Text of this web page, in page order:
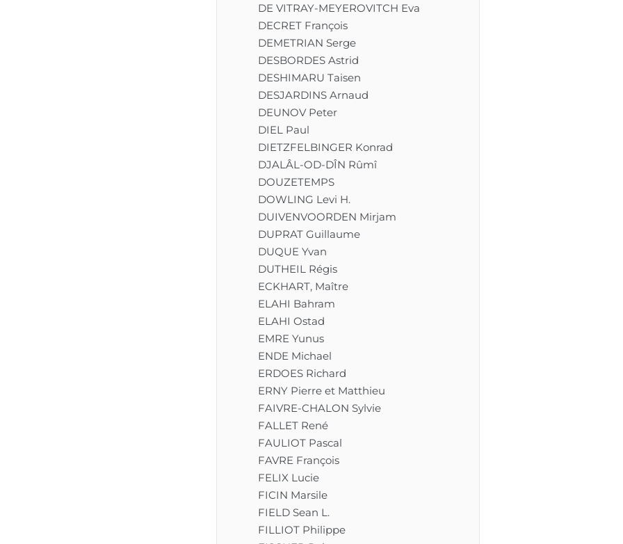
DE VITRAY-MEYEROVITCH Eva
DECRET François
DEMETRIAN Serge
DESBORDES Astrid
DESHIMARU Taisen
DESJARDINS Arnaud
DEUNOV Peter
DIEL Paul
DIETZFELBINGER Konrad
DJALÂL-OD-DÎN Rûmî
DOUZETEMPS
DOWLING Levi H.
DUIVENVOORDEN Mirjam
DUPRAT Guillaume
DUQUE Yvan
DUTHEIL Régis
ECKHART, Maître
ELAHI Bahram
ELAHI Ostad
EMRE Yunus
ENDE Michael
ERDOES Richard
ERNY Pierre et Matthieu
FAIVRE-CHALON Sylvie
FALLET René
FAULIOT Pascal
FAVRE François
FELIX Lucie
FICIN Marsile
FIELD Sean L.
FILLIOT Philippe